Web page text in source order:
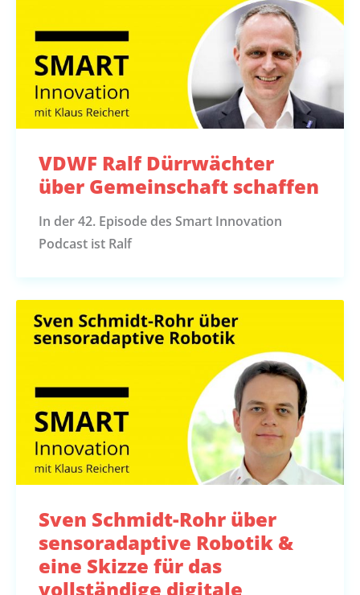
VDWF Ralf Dürrwächter
über Gemeinschaft schaffen
In der 42. Episode des Smart Innovation
Podcast ist Ralf
Sven Schmidt-Rohr über
sensoradaptive Robotik &
eine Skizze für das
vollständige digitale